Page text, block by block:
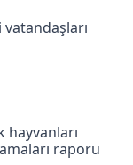
vatandaşları
hayvanları
raporu